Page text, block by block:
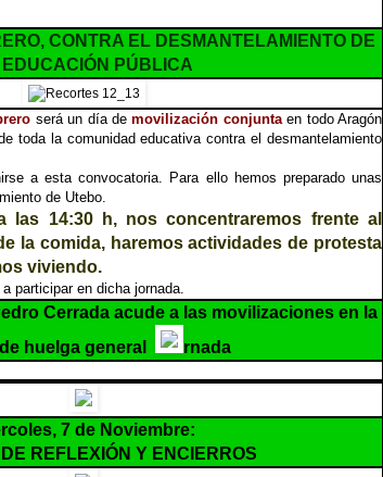
CONTRA EL DESMANTELAMIENTO DE
EDUCACIÓN PÚBLICA
será un día demovilización conjuntaen todo Aragón
toda la comunidad educativa contra el desmantelamiento
a esta convocatoria. Para ello hemos preparado unas
de Utebo.
las 14:30 h, nos concentraremos frente al
la comida, haremos actividades de protesta
viviendo.
a participar en dicha jornada.
Cerrada acude a las movilizaciones en la
huelga general
rnada
7 de Noviembre:
REFLEXIÓN Y ENCIERROS